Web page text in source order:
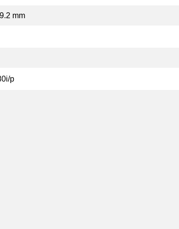
mm
p